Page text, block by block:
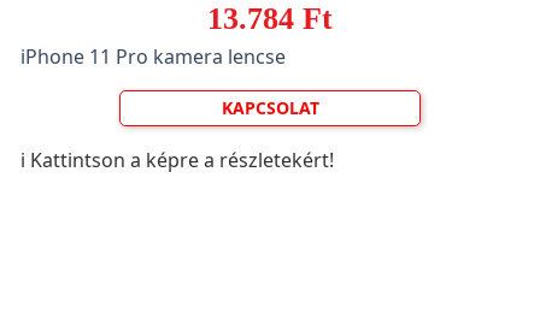
13.784 Ft
iPhone 11 Pro kamera lencse
KAPCSOLAT
ℹ️ Kattintson a képre a részletekért!